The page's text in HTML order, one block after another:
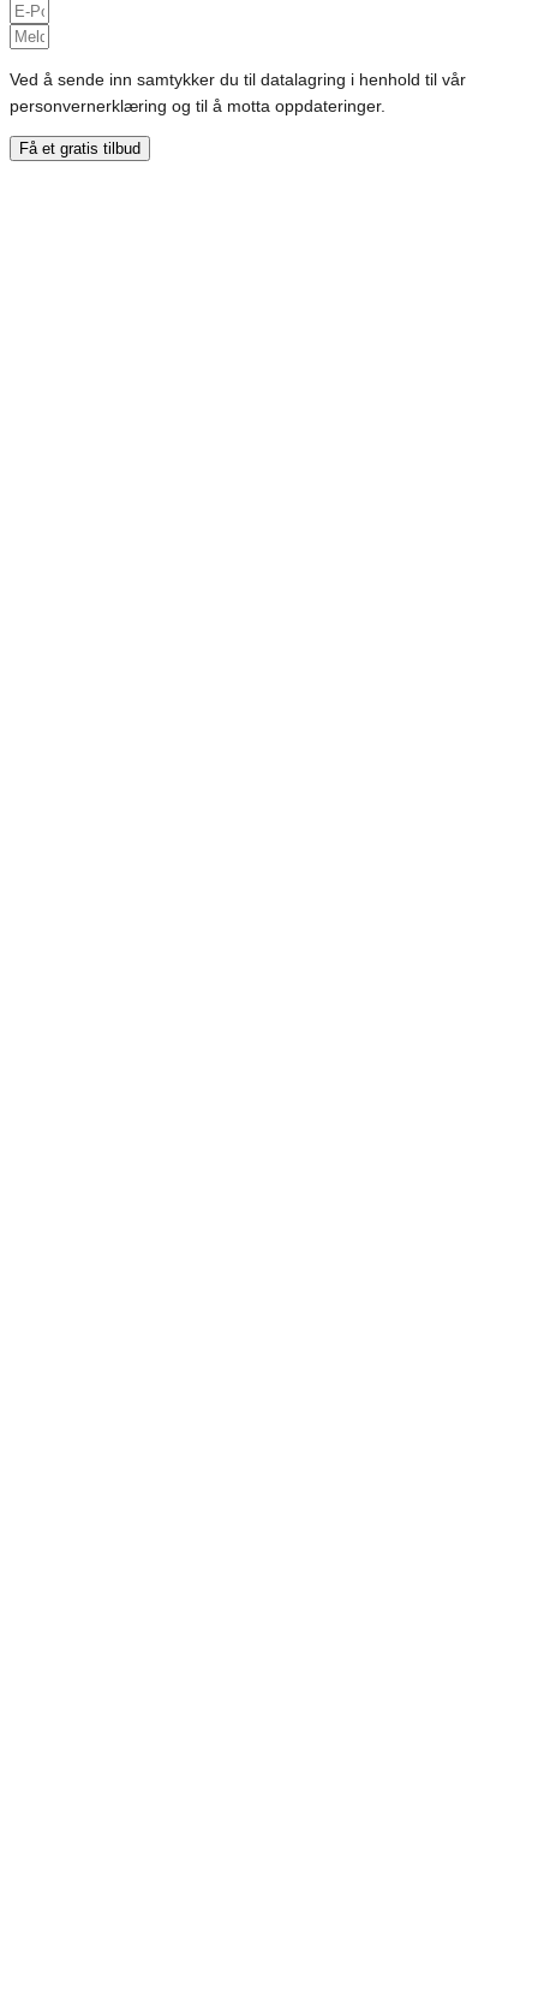
Ved å sende inn samtykker du til datalagring i henhold til vår
personvernerklæring og til å motta oppdateringer.
Få et gratis tilbud